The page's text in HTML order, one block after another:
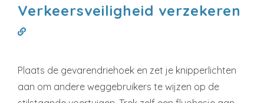
Verkeersveiligheid verzekeren
Plaats de gevarendriehoek en zet je knipperlichten
aan om andere weggebruikers te wijzen op de